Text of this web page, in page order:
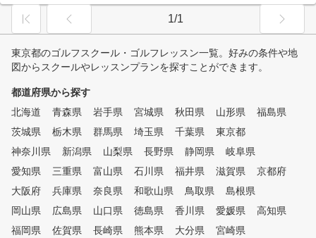
1/1
東京都のゴルフスクール・ゴルフレッスン一覧。好みの条件や地
図からスクールやレッスンプランを探すことができます。
都道府県から探す
北海道
青森県 岩手県 宮城県 秋田県 山形県
福島県
茨城県
栃木県 群馬県 埼玉県 千葉県
東京都
神奈川県
新潟県 山梨県 長野県 静岡県
岐阜県
愛知県
三重県 富山県 石川県 福井県 滋賀県
京都府
大阪府
兵庫県 奈良県 和歌山県 鳥取県
島根県
岡山県
広島県 山口県 徳島県 香川県 愛媛県
高知県
福岡県
佐賀県 長崎県 熊本県 大分県
宮崎県